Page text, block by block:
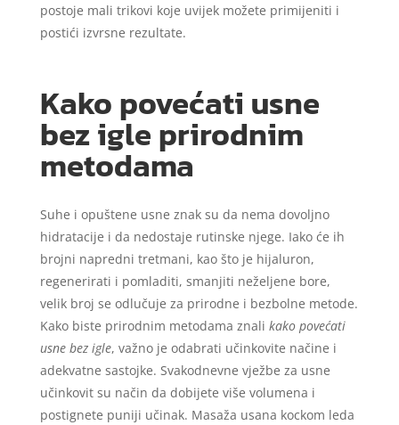
postoje mali trikovi koje uvijek možete primijeniti i
postići izvrsne rezultate.
Kako povećati usne
bez igle prirodnim
metodama
Suhe i opuštene usne znak su da nema dovoljno
hidratacije i da nedostaje rutinske njege. Iako će ih
brojni napredni tretmani, kao što je hijaluron,
regenerirati i pomladiti, smanjiti neželjene bore,
velik broj se odlučuje za prirodne i bezbolne metode.
Kako biste prirodnim metodama znali kako povećati
usne bez igle, važno je odabrati učinkovite načine i
adekvatne sastojke. Svakodnevne vježbe za usne
učinkovit su način da dobijete više volumena i
postignete puniji učinak. Masaža usana kockom leda